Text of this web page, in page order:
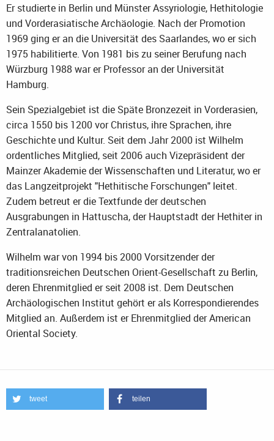
Er studierte in Berlin und Münster Assyriologie, Hethitologie
und Vorderasiatische Archäologie. Nach der Promotion
1969 ging er an die Universität des Saarlandes, wo er sich
1975 habilitierte. Von 1981 bis zu seiner Berufung nach
Würzburg 1988 war er Professor an der Universität
Hamburg.
Sein Spezialgebiet ist die Späte Bronzezeit in Vorderasien,
circa 1550 bis 1200 vor Christus, ihre Sprachen, ihre
Geschichte und Kultur. Seit dem Jahr 2000 ist Wilhelm
ordentliches Mitglied, seit 2006 auch Vizepräsident der
Mainzer Akademie der Wissenschaften und Literatur, wo er
das Langzeitprojekt "Hethitische Forschungen" leitet.
Zudem betreut er die Textfunde der deutschen
Ausgrabungen in Hattuscha, der Hauptstadt der Hethiter in
Zentralanatolien.
Wilhelm war von 1994 bis 2000 Vorsitzender der
traditionsreichen Deutschen Orient-Gesellschaft zu Berlin,
deren Ehrenmitglied er seit 2008 ist. Dem Deutschen
Archäologischen Institut gehört er als Korrespondierendes
Mitglied an. Außerdem ist er Ehrenmitglied der American
Oriental Society.
tweet teilen